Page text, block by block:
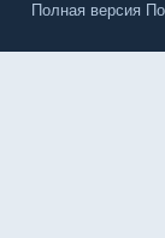
Полная версия